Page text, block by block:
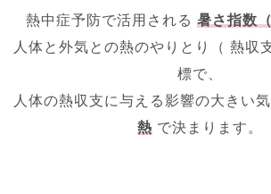
熱中症予防で活用される 暑さ指数
人体と外気との熱のやりとり（ 熱収
標で、
人体の熱収支に与える影響の大きい
熱 で決まります。